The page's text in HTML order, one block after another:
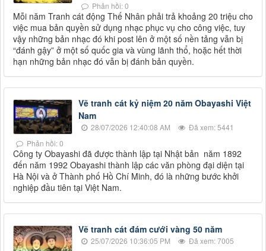
Phản hồi: 0
Mỗi năm Tranh cát động Thế Nhân phải trả khoảng 20 triệu cho
việc mua bản quyền sử dụng nhạc phục vụ cho công việc, tuy
vậy những bản nhạc đó khi post lên ở một số nền tảng vẫn bị
“đánh gậy” ở một số quốc gia và vùng lãnh thổ, hoặc hết thời
hạn những bản nhạc đó vẫn bị đánh bản quyền.
Vẽ tranh cát kỷ niệm 20 năm Obayashi Việt
Nam
28/07/2026 12:40:08 AM
Đã xem: 5441
Phản hồi: 0
Công ty Obayashi đã được thành lập tại Nhật bản năm 1892
đến năm 1992 Obayashi thành lập các văn phòng đại diện tại
Hà Nội và ở Thành phố Hồ Chí Minh, đó là những bước khởi
nghiệp đầu tiên tại Việt Nam.
Vẽ tranh cát đám cưới vàng 50 năm
25/07/2026 10:36:05 PM
Đã xem: 7005